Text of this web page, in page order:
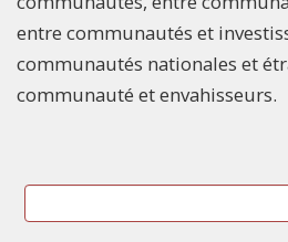
entre communautés et
communautés nationales et
communauté et envahisseurs.